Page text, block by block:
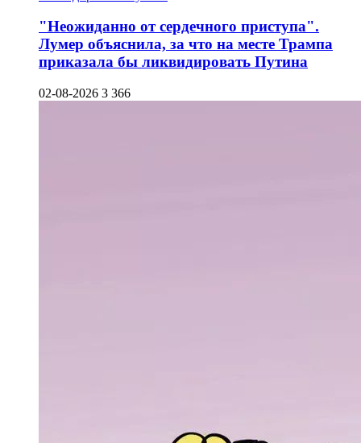
"Неожиданно от сердечного приступа".
Лумер объяснила, за что на месте Трампа
приказала бы ликвидировать Путина
02-08-2026 3 366